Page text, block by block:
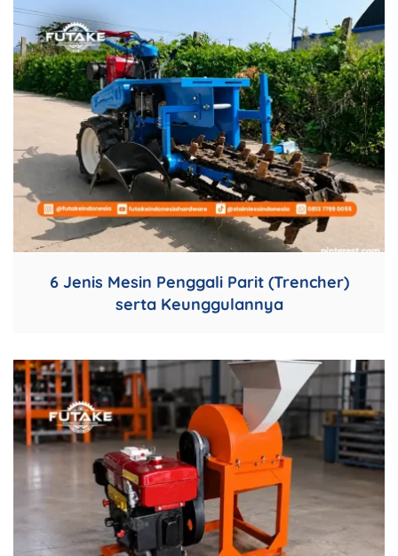
6 Jenis Mesin Penggali Parit (Trencher)
serta Keunggulannya